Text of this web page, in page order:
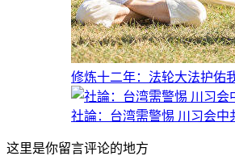
修炼十二年：法轮大法护佑
社論：台湾需警惕 川习会中
这里是你留言评论的地方